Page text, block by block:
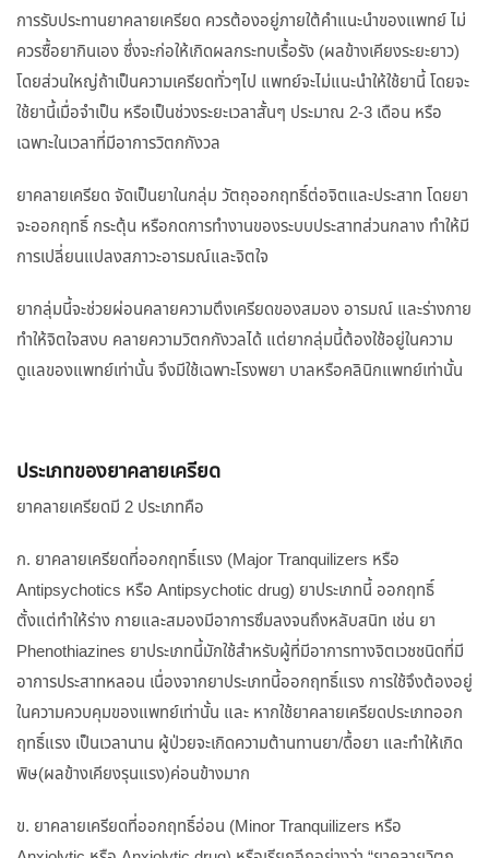
การรับประทานยาคลายเครียด ควรต้องอยู่ภายใต้คำแนะนำของแพทย์ ไม่
ควรซื้อยากินเอง ซึ่งจะก่อให้เกิดผลกระทบเรื้อรัง (ผลข้างเคียงระยะยาว)
โดยส่วนใหญ่ถ้าเป็นความเครียดทั่วๆไป แพทย์จะไม่แนะนำให้ใช้ยานี้ โดยจะ
ใช้ยานี้เมื่อจำเป็น หรือเป็นช่วงระยะเวลาสั้นๆ ประมาณ 2-3 เดือน หรือ
เฉพาะในเวลาที่มีอาการวิตกกังวล
ยาคลายเครียด จัดเป็นยาในกลุ่ม วัตถุออกฤทธิ์ต่อจิตและประสาท โดยยา
จะออกฤทธิ์ กระตุ้น หรือกดการทำงานของระบบประสาทส่วนกลาง ทำให้มี
การเปลี่ยนแปลงสภาวะอารมณ์และจิตใจ
ยากลุ่มนี้จะช่วยผ่อนคลายความตึงเครียดของสมอง อารมณ์ และร่างกาย
ทำให้จิตใจสงบ คลายความวิตกกังวลได้ แต่ยากลุ่มนี้ต้องใช้อยู่ในความ
ดูแลของแพทย์เท่านั้น จึงมีใช้เฉพาะโรงพยา บาลหรือคลินิกแพทย์เท่านั้น
ประเภทของยาคลายเครียด
ยาคลายเครียดมี 2 ประเภทคือ
ก. ยาคลายเครียดที่ออกฤทธิ์แรง (Major Tranquilizers หรือ
Antipsychotics หรือ Antipsychotic drug) ยาประเภทนี้ ออกฤทธิ์
ตั้งแต่ทำให้ร่าง กายและสมองมีอาการซึมลงจนถึงหลับสนิท เช่น ยา
Phenothiazines ยาประเภทนี้มักใช้สำหรับผู้ที่มีอาการทางจิตเวชชนิดที่มี
อาการประสาทหลอน เนื่องจากยาประเภทนี้ออกฤทธิ์แรง การใช้จึงต้องอยู่
ในความควบคุมของแพทย์เท่านั้น และ หากใช้ยาคลายเครียดประเภทออก
ฤทธิ์แรง เป็นเวลานาน ผู้ป่วยจะเกิดความต้านทานยา/ดื้อยา และทำให้เกิด
พิษ(ผลข้างเคียงรุนแรง)ค่อนข้างมาก
ข. ยาคลายเครียดที่ออกฤทธิ์อ่อน (Minor Tranquilizers หรือ